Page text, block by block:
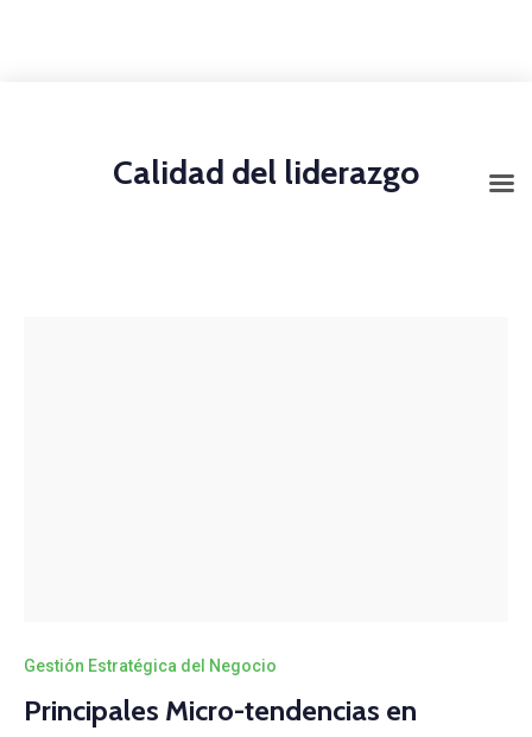
Calidad del liderazgo
Gestión Estratégica del Negocio
Principales Micro-tendencias en